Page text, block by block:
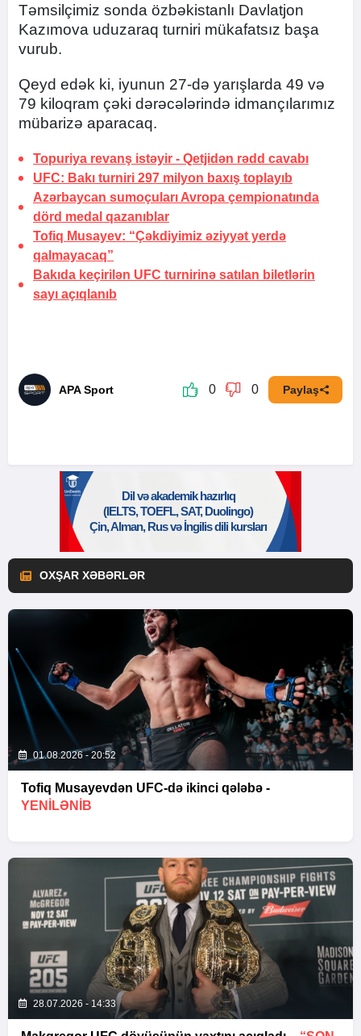
Təmsilçimiz sonda özbəkistanlı Davlatjon
Kazımova uduzaraq turniri mükafatsız başa
vurub.
Qeyd edək ki, iyunun 27-də yarışlarda 49 və
79 kiloqram çəki dərəcələrində idmançılarımız
mübarizə aparacaq.
Topuriya revanş istəyir - Qetjidən rədd cavabı
UFC: Bakı turniri 297 milyon baxış toplayıb
Azərbaycan sumoçuları Avropa çempionatında
dörd medal qazanıblar
Tofiq Musayev: “Çəkdiyimiz əziyyət yerdə
qalmayacaq”
Bakıda keçirilən UFC turnirinə satılan biletlərin
sayı açıqlanıb
APA Sport 0 0 Paylaş
OXŞAR XƏBƏRLƏR
01.08.2026 - 20:52
Tofiq Musayevdən UFC-də ikinci qələbə -
YENİLƏNİB
28.07.2026 - 14:33